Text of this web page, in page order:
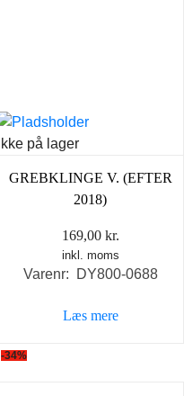
Ikke på lager
GREBKLINGE V. (EFTER
2018)
169,00 kr.
inkl. moms
Varenr: DY800-0688
Læs mere
-34%